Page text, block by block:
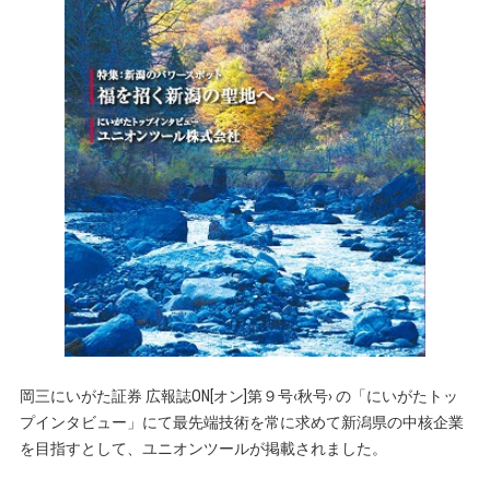
岡三にいがた証券 広報誌ON[オン]第９号‹秋号› の「にいがたトッ
プインタビュー」にて最先端技術を常に求めて新潟県の中核企業
を目指すとして、ユニオンツールが掲載されました。